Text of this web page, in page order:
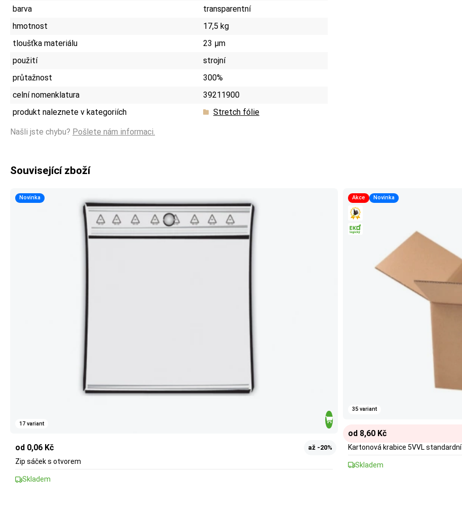
barva
transparentní
hmotnost
17,5 kg
tloušťka materiálu
23 µm
použití
strojní
průtažnost
300%
celní nomenklatura
39211900
produkt naleznete v kategoriích
Stretch fólie
Našli jste chybu? Pošlete nám informaci.
Související zboží
Novinka
17 variant
od 0,06 Kč až -20%
Zip sáček s otvorem
Skladem
Akce Novinka
35 variant
od 8,60 Kč
Kartonová krabice 5VVL standardní
Skladem